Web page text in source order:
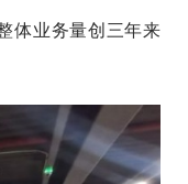
体业务量创三年来